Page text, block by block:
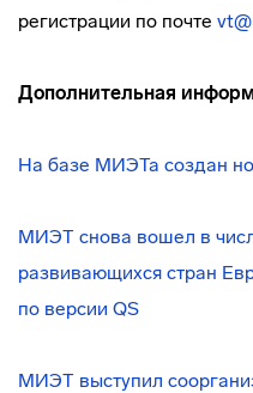
регистрации по почте
Дополнительная
На базе МИЭТа создан
МИЭТ снова вошел в
развивающихся стран
по версии QS
МИЭТ выступил